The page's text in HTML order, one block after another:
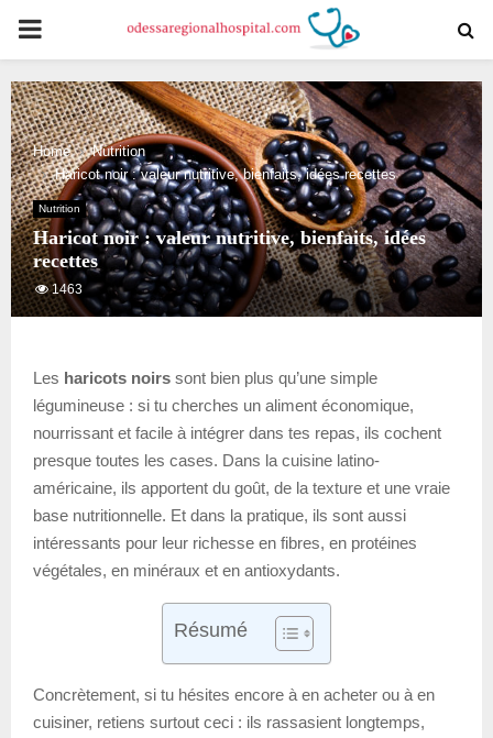
PRIMARY
MENU
Home
Nutrition
Haricot noir : valeur nutritive, bienfaits, idées recettes
Nutrition
Haricot noir : valeur nutritive, bienfaits, idées
recettes
1463
Les haricots noirs sont bien plus qu’une simple
légumineuse : si tu cherches un aliment économique,
nourrissant et facile à intégrer dans tes repas, ils cochent
presque toutes les cases. Dans la cuisine latino-
américaine, ils apportent du goût, de la texture et une vraie
base nutritionnelle. Et dans la pratique, ils sont aussi
intéressants pour leur richesse en fibres, en protéines
végétales, en minéraux et en antioxydants.
Résumé
Concrètement, si tu hésites encore à en acheter ou à en
cuisiner, retiens surtout ceci : ils rassasient longtemps,